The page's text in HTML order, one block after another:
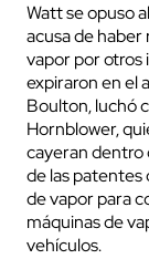
Watt se opuso
acusa de haber
vapor por otros
expiraron en el
Boulton, luchó
Hornblower,
cayeran dentro
de las patentes
de vapor para
máquinas de
vehículos.